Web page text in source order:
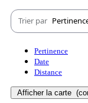
Trier par
Pertinence
Date
Distance
Afficher la carte